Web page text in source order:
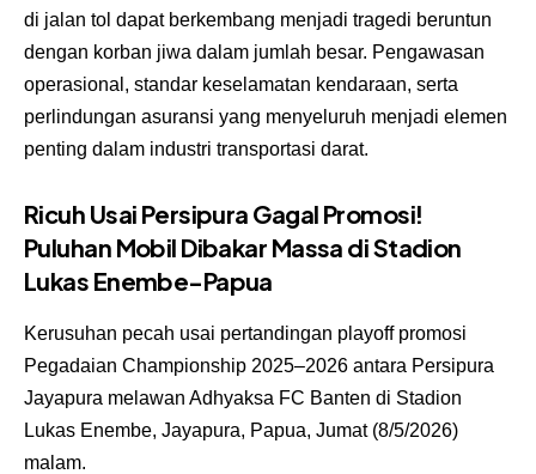
di jalan tol dapat berkembang menjadi tragedi beruntun
dengan korban jiwa dalam jumlah besar. Pengawasan
operasional, standar keselamatan kendaraan, serta
perlindungan asuransi yang menyeluruh menjadi elemen
penting dalam industri transportasi darat.
Ricuh Usai Persipura Gagal Promosi!
Puluhan Mobil Dibakar Massa di Stadion
Lukas Enembe-Papua
Kerusuhan pecah usai pertandingan playoff promosi
Pegadaian Championship 2025–2026 antara Persipura
Jayapura melawan Adhyaksa FC Banten di Stadion
Lukas Enembe, Jayapura, Papua, Jumat (8/5/2026)
malam.